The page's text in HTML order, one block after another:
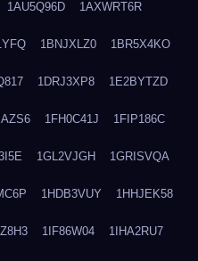
1AU5Q96D 1AXWRT6R
1BNJXLZ0 1BR5X4KO
1DRJ3XP8 1E2BYTZD
1FH0C41J 1FIP186C
1GL2VJGH 1GRISVQA
1HDB3VUY 1HHJEK58
1IF86W04 1IHA2RU7